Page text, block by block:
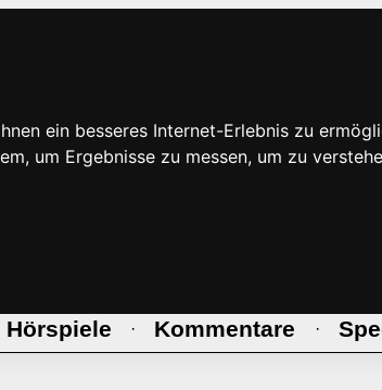
ein besseres Internet-Erlebnis zu
um Ergebnisse zu messen, um zu
Hörspiele · Kommentare ·